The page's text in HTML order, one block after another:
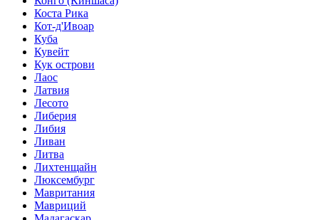
Коста Рика
Кот-д'Ивоар
Куба
Кувейт
Кук острови
Лаос
Латвия
Лесото
Либерия
Либия
Ливан
Литва
Лихтенщайн
Люксембург
Мавритания
Мавриций